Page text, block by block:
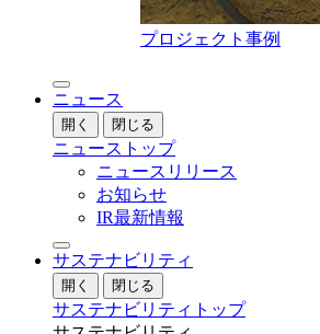
プロジェクト事例
ニュース
開く 閉じる
ニューストップ
ニュースリリース
お知らせ
IR最新情報
サステナビリティ
開く 閉じる
サステナビリティトップ